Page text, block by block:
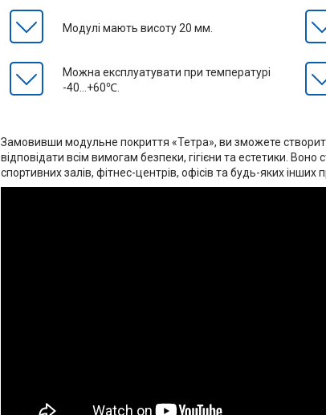
Модулі мають висоту 20 мм.
Можна експлуатувати при температурі
-40...+60℃.
Замовивши модульне покриття «Тетра», ви зможете
відповідати всім вимогам безпеки, гігієни та естетики.
спортивних залів, фітнес-центрів, офісів та будь-яких